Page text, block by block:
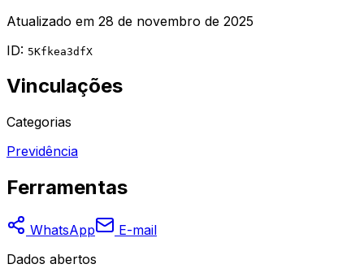
Atualizado em 28 de novembro de 2025
ID: 5Kfkea3dfX
Vinculações
Categorias
Previdência
Ferramentas
WhatsApp
E-mail
Dados abertos